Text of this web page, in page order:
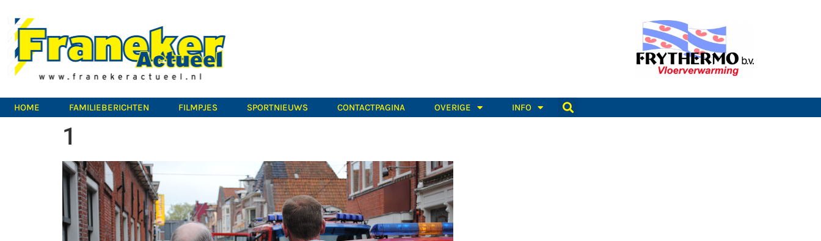
HOME FAMILIEBERICHTEN FILMPJES SPORTNIEUWS CONTACTPAGINA OVERIGE INFO
1